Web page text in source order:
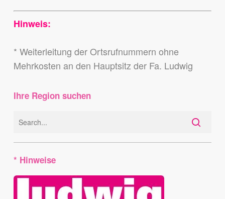
Hinweis:
* Weiterleitung der Ortsrufnummern ohne
Mehrkosten an den Hauptsitz der Fa. Ludwig
Ihre Region suchen
* Hinweise